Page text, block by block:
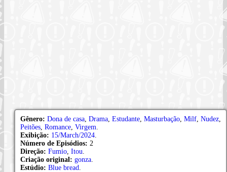
Gênero: Dona de casa Drama Estudante Masturbação Milf Nudez
Peitões Romance Virgem
Exibição: 15/March/2024
Número de Episódios: 2
Direção: Fumio Itou
Criação original: gonza
Estúdio: Blue bread